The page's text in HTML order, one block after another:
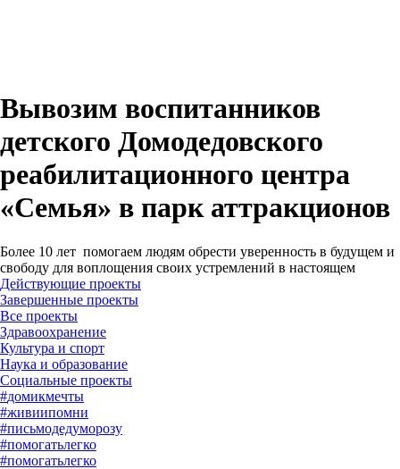
Вывозим воспитанников
детского Домодедовского
реабилитационного центра
«Семья» в парк аттракционов
Более 10 лет помогаем людям обрести уверенность в будущем и
свободу для воплощения своих устремлений в настоящем
Действующие проекты
Завершенные проекты
#домикмечты
#живиипомни
#письмодедуморозу
#помогатьлегко
#помогатьлегко